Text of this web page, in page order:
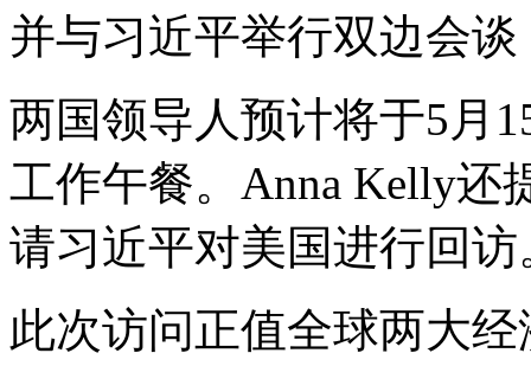
并与习近平举行双边会
两国领导人预计将于5月
工作午餐。Anna Kelly还
请习近平对美国进行回访
此次访问正值全球两大